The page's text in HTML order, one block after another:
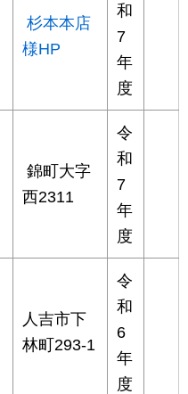
杉本本店
様HP
和
7
年
度
錦町大字
西2311
令
和
7
年
度
人吉市下
林町293-1
令
和
6
年
度